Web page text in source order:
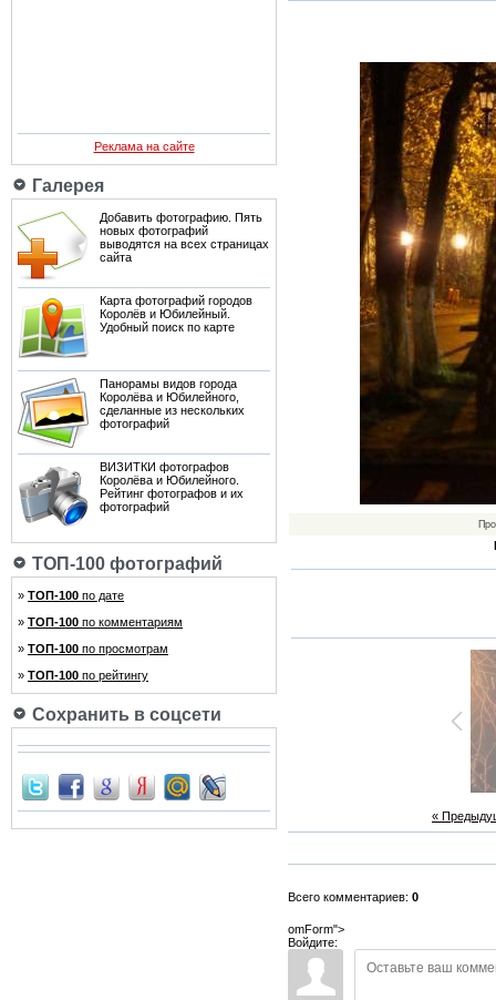
Реклама на сайте
Галерея
Добавить фотографию. Пять
новых фотографий
выводятся на всех страницах
сайта
Карта фотографий городов
Королёв и Юбилейный.
Удобный поиск по карте
Панорамы видов города
Королёва и Юбилейного,
сделанные из нескольких
фотографий
ВИЗИТКИ фотографов
Королёва и Юбилейного.
Рейтинг фотографов и их
фотографий
ТОП-100 фотографий
» ТОП-100 по дате
» ТОП-100 по комментариям
» ТОП-100 по просмотрам
» ТОП-100 по рейтингу
Сохранить в соцсети
«
Всего комментариев: 0
omForm">
Войдите: